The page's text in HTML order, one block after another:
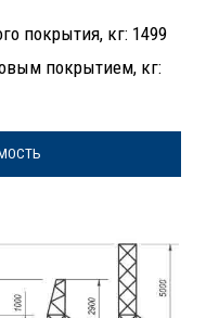
покрытия, кг: 1499
покрытием, кг: